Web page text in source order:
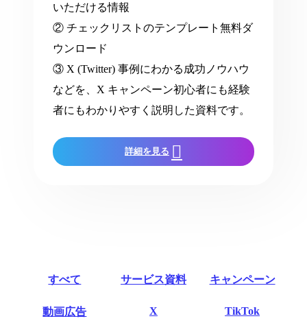
いただける情報
② チェックリストのテンプレート無料ダ
ウンロード
③ X (Twitter) 事例にわかる成功ノウハウ
などを、X キャンペーン初心者にも経験
者にもわかりやすく説明した資料です。
詳細を見る
すべて サービス資料 キャンペーン
動画広告 X TikTok